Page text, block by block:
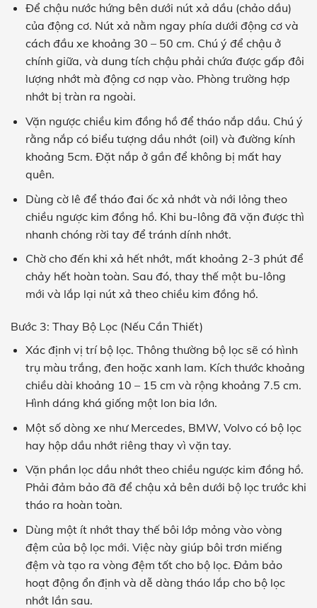
Để chậu nước hứng bên dưới nút xả dầu (chảo dầu)
của động cơ. Nút xả nằm ngay phía dưới động cơ và
cách đầu xe khoảng 30 – 50 cm. Chú ý để chậu ở
chính giữa, và dung tích chậu phải chứa được gấp đôi
lượng nhớt mà động cơ nạp vào. Phòng trường hợp
nhớt bị tràn ra ngoài.
Vặn ngược chiều kim đồng hồ để tháo nắp dầu. Chú ý
rằng nắp có biểu tượng dầu nhớt (oil) và đường kính
khoảng 5cm. Đặt nắp ở gần để không bị mất hay
quên.
Dùng cờ lê để tháo đai ốc xả nhớt và nới lỏng theo
chiều ngược kim đồng hồ. Khi bu-lông đã vặn được thì
nhanh chóng rời tay để tránh dính nhớt.
Chờ cho đến khi xả hết nhớt, mất khoảng 2-3 phút để
chảy hết hoàn toàn. Sau đó, thay thế một bu-lông
mới và lắp lại nút xả theo chiều kim đồng hồ.
Bước 3: Thay Bộ Lọc (Nếu Cần Thiết)
Xác định vị trí bộ lọc. Thông thường bộ lọc sẽ có hình
trụ màu trắng, đen hoặc xanh lam. Kích thước khoảng
chiều dài khoảng 10 – 15 cm và rộng khoảng 7.5 cm.
Hình dáng khá giống một lon bia lớn.
Một số dòng xe như Mercedes, BMW, Volvo có bộ lọc
hay hộp dầu nhớt riêng thay vì vặn tay.
Vặn phần lọc dầu nhớt theo chiều ngược kim đồng hồ.
Phải đảm bảo đã để chậu xả bên dưới bộ lọc trước khi
tháo ra hoàn toàn.
Dùng một ít nhớt thay thế bôi lớp mỏng vào vòng
đệm của bộ lọc mới. Việc này giúp bôi trơn miếng
đệm và tạo ra vòng đệm tốt cho bộ lọc. Đảm bảo
hoạt động ổn định và dễ dàng tháo lắp cho bộ lọc
nhớt lần sau.